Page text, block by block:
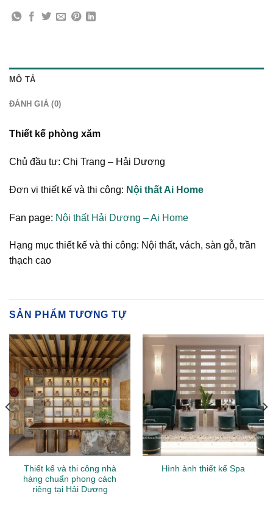
MÔ TẢ
ĐÁNH GIÁ (0)
Thiết kế phòng xăm
Chủ đầu tư: Chị Trang – Hải Dương
Đơn vị thiết kế và thi công: Nội thất Ai Home
Fan page: Nội thất Hải Dương – Ai Home
Hạng mục thiết kế và thi công: Nội thất, vách, sàn gỗ, trần
thạch cao
SẢN PHẨM TƯƠNG TỰ
Thiết kế và thi công nhà
hàng chuẩn phong cách
riêng tại Hải Dương
Hình ảnh thiết kế Spa